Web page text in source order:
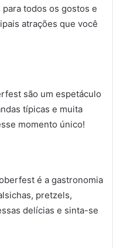
todos os gostos e
atrações que você
são um espetáculo
típicas e muita
momento único!
é a gastronomia
pretzels,
delícias e sinta-se